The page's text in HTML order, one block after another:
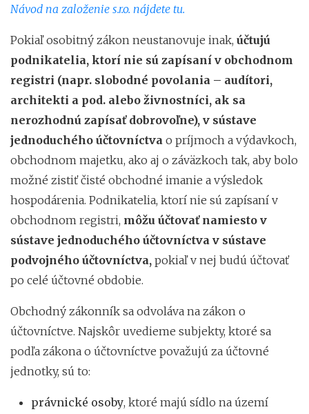
Návod na založenie s.r.o. nájdete tu.
Pokiaľ osobitný zákon neustanovuje inak, účtujú
podnikatelia, ktorí nie sú zapísaní v obchodnom
registri (napr. slobodné povolania – audítori,
architekti a pod. alebo živnostníci, ak sa
nerozhodnú zapísať dobrovoľne), v sústave
jednoduchého účtovníctva o príjmoch a výdavkoch,
obchodnom majetku, ako aj o záväzkoch tak, aby bolo
možné zistiť čisté obchodné imanie a výsledok
hospodárenia. Podnikatelia, ktorí nie sú zapísaní v
obchodnom registri, môžu účtovať namiesto v
sústave jednoduchého účtovníctva v sústave
podvojného účtovníctva, pokiaľ v nej budú účtovať
po celé účtovné obdobie.
Obchodný zákonník sa odvoláva na zákon o
účtovníctve. Najskôr uvedieme subjekty, ktoré sa
podľa zákona o účtovníctve považujú za účtovné
jednotky, sú to:
právnické osoby, ktoré majú sídlo na území